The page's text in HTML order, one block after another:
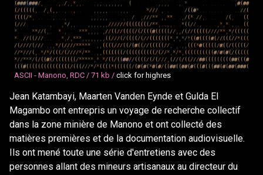
(###(###/ , . . . . . , . / , , * , , . . . . , , . , , , , , , ( . . . . , , , , . , . * . . . . . . . . . ,#(##
(/ ( ( ( ( ( , . . / , ( , , . . , . . , . . , , , , , . . . . , , , . . */// . , . . . / ( (#* . . . . . . . . . . // (
( ( ( (/* , . . . . , . . . , . . , , , , , , . . . . , . . / . ,///** , , ** . , / ( * . // , . . . . / ( , ( (
(/// . . . . . , . , */ , , . . , , , , , , ,////// ( ( ( ( ( ( ( (/** , . . , , . . * ( (// . , . . , * , * . , . . ( (
* . . . . . **// ( , . . * . , . . *** , , , , . ,// ( (// ( ( ( (/ (/ ( ( (#( ( ( ( (// , ,/ (// ( ( ( ( (////** , */ ( ( ( ( (
*
. // ( (/// . . . . * , / , *** , , , , , , , , ( (/// (/ ( ( ( (/ (// ( ( ( ( ( ( ( * , * , */* ( (#( ( ( (#(// ( ( (//* ( ( (
/ (//// (/// . . , , */ (////***** , , ( ( ( (/// ( (/ (#( (// ( ( ( ( (// , , . , , ( ( ( *#( ( ( ( (/#( (/ ( ( ( ( (/
//*/// ( , . */*/ ( ( (/ (////*/** . . , , ( ( ( ( ( ( (/ ( ( ( ( ( ( ( ( ( (/ (//* , */* , ( ( ( ( ( ( ( ( ( (#/#(#(/ ( ( ( ( (
*//***/ (/ ( (#(/ ( ( ( ( ( ( (/***** , * . */ ( (/ ( (##// ( ( ( (/ (/ (/// , (// (/ ( (///##( ( ( ( ( ( ( ( (##( ( (#
( ( (#( ( ( ( ( ( ( ( ( ( ( ( ( ( (/ ( ( (///*/* ( ( ( ( * ( ( ( ( ( (/ (#(#( *#(#/ ( (##( (##(#( ( (#( ( (##(#(##(###(
ASCII - Manono, RDC / 71 kb / click for highres
Jean Katambayi, Maarten Vanden Eynde et Gulda El
Magambo ont entrepris un voyage de recherche collectif
dans la zone minière de Manono et ont collecté des
matières premières et de la documentation audiovisuelle.
Ils ont mené toute une série d'entretiens avec des
personnes allant des mineurs artisanaux au directeur du